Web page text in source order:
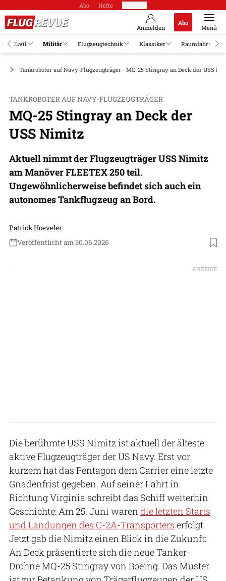
Abo Hefte
Anmelden
Abo
Menü
Zivil Militär Flugzeugtechnik Klassiker Raumfahrt
Tankroboter auf Navy-Flugzeugträger - MQ-25 Stingray an Deck der USS
TANKROBOTER AUF NAVY-FLUGZEUGTRÄGER
MQ-25 Stingray an Deck der
USS Nimitz
Aktuell nimmt der Flugzeugträger USS Nimitz
am Manöver FLEETEX 250 teil.
Ungewöhnlicherweise befindet sich auch ein
autonomes Tankflugzeug an Bord.
Patrick Hoeveler
Veröffentlicht am 30.06.2026
Foto: US Navy
ANZEIGE
Die berühmte USS Nimitz ist aktuell der älteste
aktive Flugzeugträger der US Navy. Erst vor
kurzem hat das Pentagon dem Carrier eine letzte
Gnadenfrist gegeben. Auf seiner Fahrt in
Richtung Virginia schreibt das Schiff weiterhin
Geschichte: Am 25. Juni waren die letzten Starts
und Landungen des C-2A-Transporters erfolgt.
Jetzt gab die Nimitz einen Blick in die Zukunft:
An Deck präsentierte sich die neue Tanker-
Drohne MQ-25 Stingray von Boeing. Das Muster